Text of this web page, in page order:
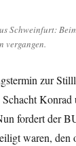
Schweinfurt:
vergangen.
zur
Konrad
fordert der
waren,